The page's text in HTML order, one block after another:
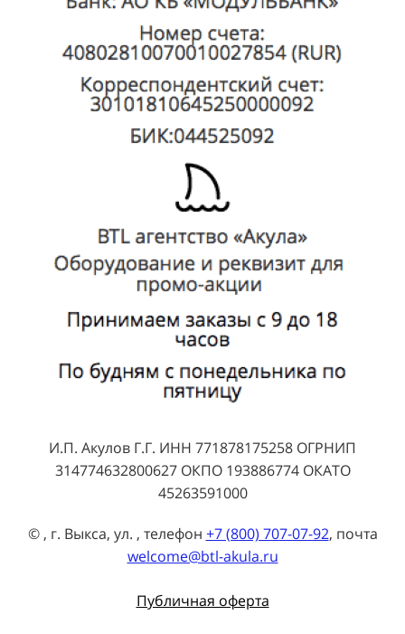
И.П. Акулов Г.Г. ИНН 771878175258 ОГРНИП
314774632800627 ОКПО 193886774 ОКАТО
45263591000
© , г. Выкса, ул. , телефон +7 (800) 707-07-92, почта
welcome@btl-akula.ru
Публичная оферта